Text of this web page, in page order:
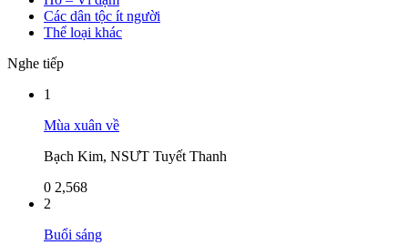
Các dân tộc ít người
Thể loại khác
Nghe tiếp
1
Mùa xuân về
Bạch Kim, NSƯT Tuyết Thanh
0 2,568
2
Buổi sáng